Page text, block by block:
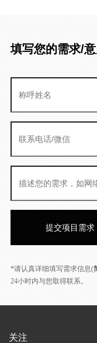
填写您的需求/意
*请认真详细填写需求信息(
24小时内与您取得联系。
关注